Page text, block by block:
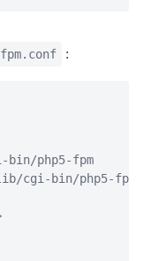
:
bin/php5-fpm
cgi-bin/php5-